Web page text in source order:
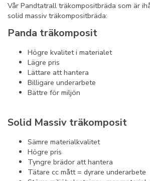
Vår Pandtatrall träkompositbräda som är
solid massiv träkompositbräda:
Panda träkomposit
Högre kvalitet i materialet
Lägre pris
Lättare att hantera
Billigare underarbete
Bättre för miljön
Solid Massiv träkomposit
Sämre materialkvalitet
Högre pris
Tyngre brädor att hantera
Tätare cc mått = dyrare underarbete